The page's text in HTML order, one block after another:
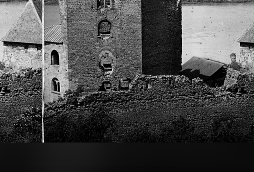
Pieve di Cadore
balra a Városháza, mögötte a Chiesa di Santa Maria Nascente. A felvétel 1900 előtt készült.
1900 · Dolomiti
Tre Cime di Lavaredo / Drei Zinnen, balra a háttérben a Monte Paterno, jobbra a Tre Cime egyik csúcsa látható, köztük a Forcella Lavaredo. A felvétel 1900 előtt készült.